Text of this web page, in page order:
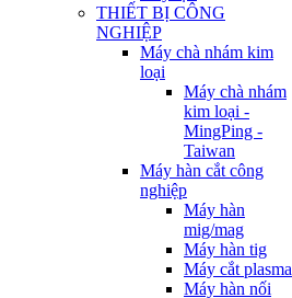
THIẾT BỊ CÔNG
NGHIỆP
Máy chà nhám kim
loại
Máy chà nhám
kim loại -
MingPing -
Taiwan
Máy hàn cắt công
nghiệp
Máy hàn
mig/mag
Máy hàn tig
Máy cắt plasma
Máy hàn nối